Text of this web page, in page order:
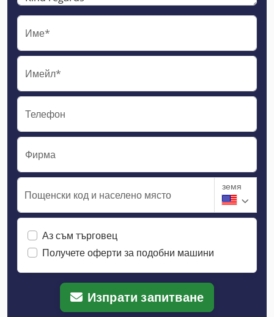
Име*
Имейл*
Телефон
Фирма
Пощенски код и населено място
земя
Аз съм търговец
Получете оферти за подобни машини
Изпрати запитване